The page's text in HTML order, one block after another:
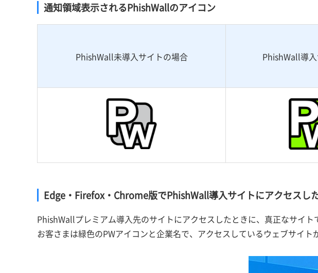
通知領域表示されるPhishWallのアイコン
PhishWall未導入サイトの場合 PhishWall導
Edge・Firefox・Chrome版でPhishWall導入サイトにアクセスし
PhishWallプレミアム導入先のサイトにアクセスしたときに、真正なサイ
お客さまは緑色のPWアイコンと企業名で、アクセスしているウェブサイ